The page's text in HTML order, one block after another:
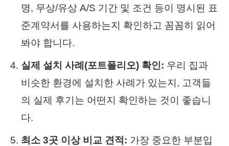
명, 무상/유상 A/S 기간 및 조건 등이 명시된 표
준계약서를 사용하는지 확인하고 꼼꼼히 읽어
봐야 합니다.
실제 설치 사례(포트폴리오) 확인: 우리 집과
비슷한 환경에 설치한 사례가 있는지, 고객들
의 실제 후기는 어떤지 확인하는 것이 좋습니
다.
최소 3곳 이상 비교 견적: 가장 중요한 부분입